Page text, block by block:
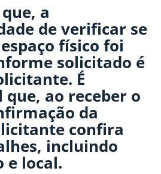
a
de verificar se
físico foi
solicitado é
É
ao receber o
da
confira
incluindo
e local.